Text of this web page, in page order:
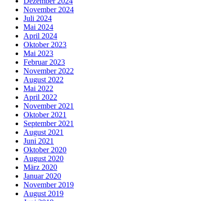
November 2024
Juli 2024
Mai 2024
April 2024
Oktober 2023
Mai 2023
Februar 2023
November 2022
August 2022
Mai 2022
April 2022
November 2021
Oktober 2021
September 2021
August 2021
Juni 2021
Oktober 2020
August 2020
März 2020
Januar 2020
November 2019
August 2019